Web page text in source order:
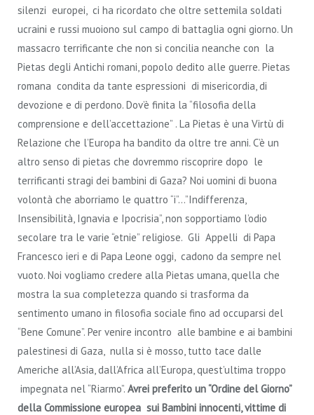
silenzi europei, ci ha ricordato che oltre settemila soldati
ucraini e russi muoiono sul campo di battaglia ogni giorno. Un
massacro terrificante che non si concilia neanche con la
Pietas degli Antichi romani, popolo dedito alle guerre. Pietas
romana condita da tante espressioni di misericordia, di
devozione e di perdono. Dov’è finita la “filosofia della
comprensione e dell’accettazione” . La Pietas è una Virtù di
Relazione che l’Europa ha bandito da oltre tre anni. C’è un
altro senso di pietas che dovremmo riscoprire dopo le
terrificanti stragi dei bambini di Gaza? Noi uomini di buona
volontà che aborriamo le quattro “i”…”Indifferenza,
Insensibilità, Ignavia e Ipocrisia”, non sopportiamo l’odio
secolare tra le varie “etnie” religiose. Gli Appelli di Papa
Francesco ieri e di Papa Leone oggi, cadono da sempre nel
vuoto. Noi vogliamo credere alla Pietas umana, quella che
mostra la sua completezza quando si trasforma da
sentimento umano in filosofia sociale fino ad occuparsi del
“Bene Comune”. Per venire incontro alle bambine e ai bambini
palestinesi di Gaza, nulla si è mosso, tutto tace dalle
Americhe all’Asia, dall’Africa all’Europa, quest’ultima troppo
impegnata nel “Riarmo”. Avrei preferito un “Ordine del Giorno”
della Commissione europea sui Bambini innocenti, vittime di